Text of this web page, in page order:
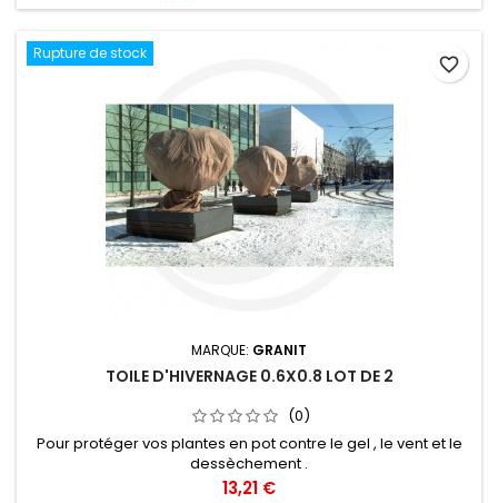
Rupture de stock
MARQUE: GRANIT
TOILE D'HIVERNAGE 0.6X0.8 LOT DE 2
(0)
Pour protéger vos plantes en pot contre le gel , le vent et le
dessèchement .
Prix
13,21 €
favorite_border